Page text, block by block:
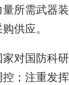
所需武器装
供应。
对国防科
；注重发